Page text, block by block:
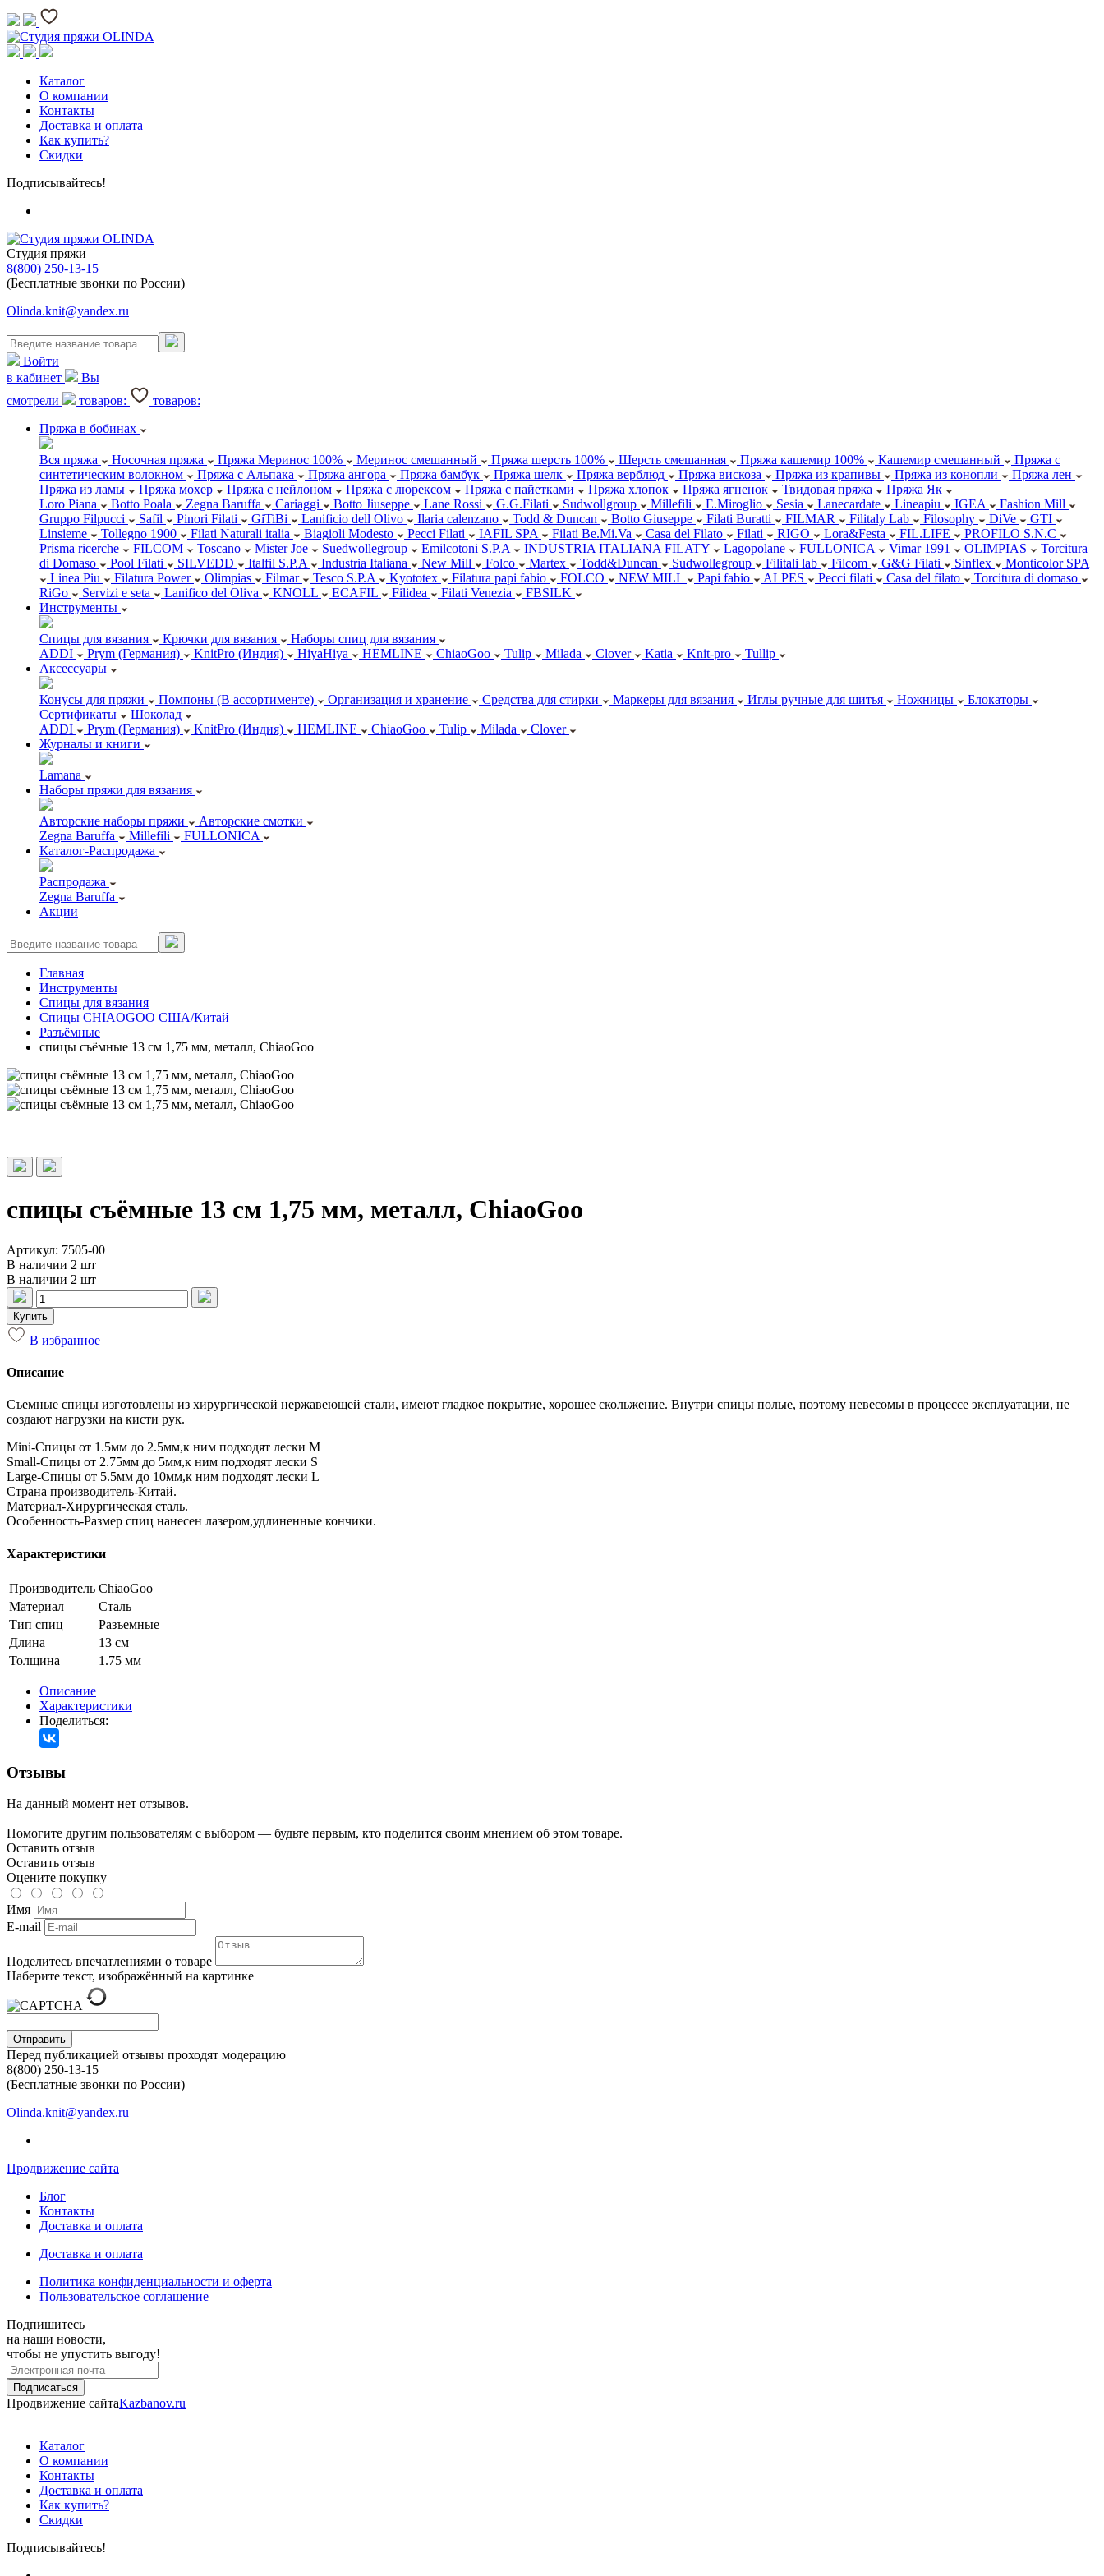
Каталог
О компании
Контакты
Доставка и оплата
Как купить?
Скидки
Подписывайтесь!
Студия пряжи
8(800) 250-13-15
(Бесплатные звонки по России)
Olinda.knit@yandex.ru
Войти
в кабинет
Вы
смотрели
товаров:
товаров:
Пряжа в бобинах
Вся пряжа Носочная пряжа Пряжа Меринос 100% Меринос смешанный Пряжа шерсть 100% Шерсть смешанная Пряжа кашемир 100% Кашемир смешанный
Пряжа с
синтетическим волокном
Пряжа с Альпака Пряжа ангора Пряжа бамбук Пряжа шелк Пряжа верблюд Пряжа вискоза Пряжа из крапивы Пряжа из конопли
Пряжа лен
Пряжа из ламы
Пряжа мохер Пряжа с нейлоном Пряжа с люрексом Пряжа с пайетками Пряжа хлопок Пряжа ягненок Твидовая пряжа
Пряжа Як
Loro Piana
Botto Poala Zegna Baruffa Cariaggi Botto Jiuseppe Lane Rossi G.G.Filati Sudwollgroup Millefili E.Miroglio Sesia Lanecardate Lineapiu IGEA
Fashion Mill
Gruppo Filpucci
Safil Pinori Filati GiTiBi Lanificio dell Olivo Ilaria calenzano Todd & Duncan Botto Giuseppe Filati Buratti FILMAR Filitaly Lab Filosophy DiVe
GTI
Linsieme
Tollegno 1900 Filati Naturali italia Biagioli Modesto Pecci Filati IAFIL SPA Filati Be.Mi.Va Casa del Filato Filati RIGO Lora&Festa FIL.LIFE
PROFILO S.N.C
Prisma ricerche
FILCOM Toscano Mister Joe Suedwollegroup Emilcotoni S.P.A INDUSTRIA ITALIANA FILATY Lagopolane FULLONICA Vimar 1991 OLIMPIAS
Torcitura
di Domaso
Pool Filati SILVEDD Italfil S.P.A Industria Italiana New Mill Folco Martex Todd&Duncan Sudwollegroup Filitali lab Filcom G&G Filati Sinflex
Monticolor SPA
Linea Piu
Filatura Power Olimpias Filmar Tesco S.P.A Kyototex Filatura papi fabio FOLCO NEW MILL Papi fabio ALPES Pecci filati Casa del filato
Torcitura di domaso
RiGo
Servizi e seta Lanifico del Oliva KNOLL ECAFIL Filidea Filati Venezia
FBSILK
Инструменты
Спицы для вязания Крючки для вязания
Наборы спиц для вязания
ADDI
Prym (Германия) KnitPro (Индия) HiyaHiya HEMLINE ChiaoGoo Tulip Milada Clover Katia Knit-pro
Tullip
Аксессуары
Конусы для пряжи Помпоны (В ассортименте) Организация и хранение Средства для стирки Маркеры для вязания Иглы ручные для шитья Ножницы
Блокаторы
Сертификаты
Шоколад
ADDI
Prym (Германия) KnitPro (Индия) HEMLINE ChiaoGoo Tulip Milada
Clover
Журналы и книги
Lamana
Наборы пряжи для вязания
Авторские наборы пряжи
Авторские смотки
Zegna Baruffa
Millefili
FULLONICA
Каталог-Распродажа
Распродажа
Zegna Baruffa
Акции
Главная
Инструменты
Спицы для вязания
Спицы CHIAOGOO США/Китай
Разъёмные
спицы съёмные 13 см 1,75 мм, металл, ChiaoGoo
спицы съёмные 13 см 1,75 мм, металл, ChiaoGoo
Артикул: 7505-00
В наличии 2 шт
В наличии 2 шт
Купить
В избранное
Описание
Съемные спицы изготовлены из хирургической нержавеющей стали, имеют гладкое покрытие, хорошее скольжение. Внутри спицы полые, поэтому невесомы в процессе эксплуатации, не
создают нагрузки на кисти рук.
Mini-Спицы от 1.5мм до 2.5мм,к ним подходят лески М
Small-Спицы от 2.75мм до 5мм,к ним подходят лески S
Large-Спицы от 5.5мм до 10мм,к ним подходят лески L
Страна производитель-Китай.
Материал-Хирургическая сталь.
Особенность-Размер спиц нанесен лазером,удлиненные кончики.
Характеристики
Производитель ChiaoGoo
Материал
Сталь
Тип спиц
Разъемные
Длина
13 см
Толщина
1.75 мм
Описание
Характеристики
Поделиться:
Отзывы
На данный момент нет отзывов.
Помогите другим пользователям с выбором — будьте первым, кто поделится своим мнением об этом товаре.
Оставить отзыв
Оставить отзыв
Оцените покупку
Имя
E-mail
Поделитесь впечатлениями о товаре
Наберите текст, изображённый на картинке
Отправить
Перед публикацией отзывы проходят модерацию
8(800) 250-13-15
(Бесплатные звонки по России)
Olinda.knit@yandex.ru
Продвижение сайта
Блог
Контакты
Доставка и оплата
Доставка и оплата
Политика конфиденциальности и оферта
Пользовательское соглашение
Подпишитесь
на наши новости,
чтобы не упустить выгоду!
Продвижение сайтаKazbanov.ru
Каталог
О компании
Контакты
Доставка и оплата
Как купить?
Скидки
Подписывайтесь!